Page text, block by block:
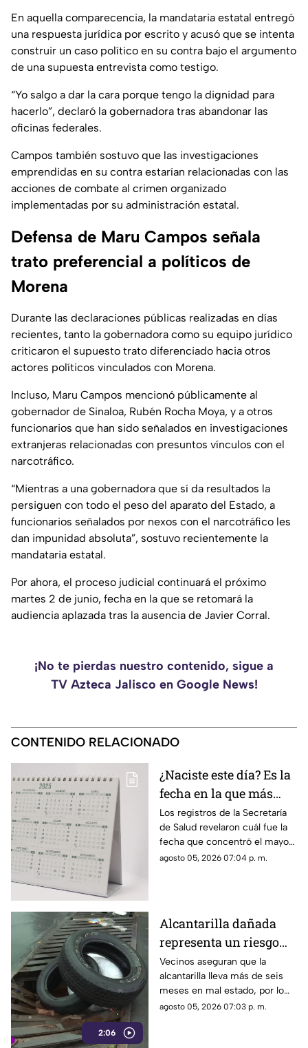
En aquella comparecencia, la mandataria estatal entregó
una respuesta jurídica por escrito y acusó que se intenta
construir un caso político en su contra bajo el argumento
de una supuesta entrevista como testigo.
“Yo salgo a dar la cara porque tengo la dignidad para
hacerlo”, declaró la gobernadora tras abandonar las
oficinas federales.
Campos también sostuvo que las investigaciones
emprendidas en su contra estarían relacionadas con las
acciones de combate al crimen organizado
implementadas por su administración estatal.
Defensa de Maru Campos señala
trato preferencial a políticos de
Morena
Durante las declaraciones públicas realizadas en días
recientes, tanto la gobernadora como su equipo jurídico
criticaron el supuesto trato diferenciado hacia otros
actores políticos vinculados con Morena.
Incluso, Maru Campos mencionó públicamente al
gobernador de Sinaloa, Rubén Rocha Moya, y a otros
funcionarios que han sido señalados en investigaciones
extranjeras relacionadas con presuntos vínculos con el
narcotráfico.
“Mientras a una gobernadora que sí da resultados la
persiguen con todo el peso del aparato del Estado, a
funcionarios señalados por nexos con el narcotráfico les
dan impunidad absoluta”, sostuvo recientemente la
mandataria estatal.
Por ahora, el proceso judicial continuará el próximo
martes 2 de junio, fecha en la que se retomará la
audiencia aplazada tras la ausencia de Javier Corral.
¡No te pierdas nuestro contenido, sigue a
TV Azteca Jalisco en Google News!
CONTENIDO RELACIONADO
¿Naciste este día? Es la
fecha en la que más
mexicanos cumplieron
años en 2025
Los registros de la Secretaría
de Salud revelaron cuál fue la
fecha que concentró el mayor
número de nacimientos
agosto 05, 2026 07:04 p. m.
2:06
Alcantarilla dañada
representa un riesgo
para vecinos de la
colonia El Carmen
Vecinos aseguran que la
alcantarilla lleva más de seis
meses en mal estado, por lo
que colocaron llantas como
agosto 05, 2026 07:03 p. m.